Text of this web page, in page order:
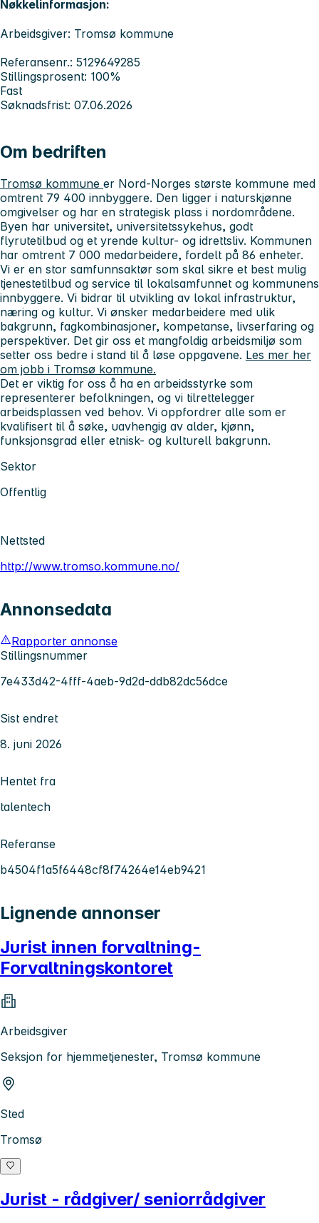
Nøkkelinformasjon:
Arbeidsgiver: Tromsø kommune
Referansenr.: 5129649285
Stillingsprosent: 100%
Fast
Søknadsfrist: 07.06.2026
Om bedriften
Tromsø kommune er Nord-Norges største kommune med
omtrent 79 400 innbyggere. Den ligger i naturskjønne
omgivelser og har en strategisk plass i nordområdene.
Byen har universitet, universitetssykehus, godt
flyrutetilbud og et yrende kultur- og idrettsliv. Kommunen
har omtrent 7 000 medarbeidere, fordelt på 86 enheter.
Vi er en stor samfunnsaktør som skal sikre et best mulig
tjenestetilbud og service til lokalsamfunnet og kommunens
innbyggere. Vi bidrar til utvikling av lokal infrastruktur,
næring og kultur. Vi ønsker medarbeidere med ulik
bakgrunn, fagkombinasjoner, kompetanse, livserfaring og
perspektiver. Det gir oss et mangfoldig arbeidsmiljø som
setter oss bedre i stand til å løse oppgavene. Les mer her
om jobb i Tromsø kommune.
Det er viktig for oss å ha en arbeidsstyrke som
representerer befolkningen, og vi tilrettelegger
arbeidsplassen ved behov. Vi oppfordrer alle som er
kvalifisert til å søke, uavhengig av alder, kjønn,
funksjonsgrad eller etnisk- og kulturell bakgrunn.
Sektor
Offentlig
Nettsted
http://www.tromso.kommune.no/
Annonsedata
Rapporter annonse
Stillingsnummer
7e433d42-4fff-4aeb-9d2d-ddb82dc56dce
Sist endret
8. juni 2026
Hentet fra
talentech
Referanse
b4504f1a5f6448cf8f74264e14eb9421
Lignende annonser
Jurist innen forvaltning-
Forvaltningskontoret
Arbeidsgiver
Seksjon for hjemmetjenester, Tromsø kommune
Sted
Tromsø
Jurist - rådgiver/ seniorrådgiver